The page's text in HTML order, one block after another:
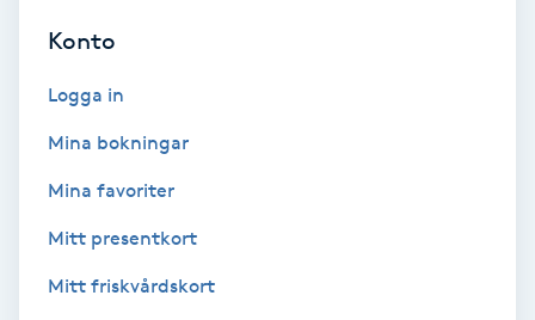
Fettreducering
Fillers
Fotmassage
Konto
Logga in
Mina bokningar
Mina favoriter
Mitt presentkort
Mitt friskvårdskort